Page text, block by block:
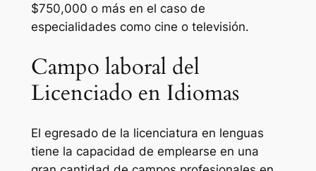
$750,000 o más en el caso de
especialidades como cine o televisión.
Campo laboral del
Licenciado en Idiomas
El egresado de la licenciatura en lenguas
tiene la capacidad de emplearse en una